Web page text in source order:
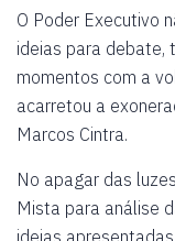
O Poder Executivo
ideias para debate,
momentos com a
acarretou a
Marcos Cintra.
No apagar das
Mista para análise
ideias